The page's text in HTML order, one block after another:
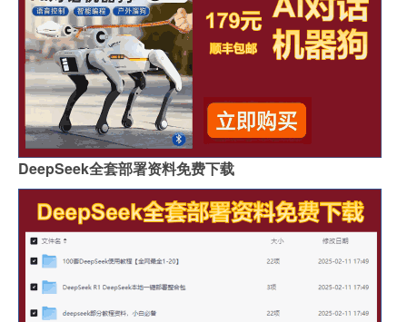
DeepSeek全套部署资料免费下载